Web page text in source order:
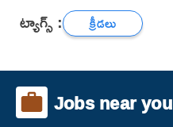
ట్యాగ్స్ : క్రీడలు
Jobs near you